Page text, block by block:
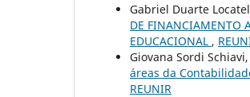
Gabriel Duarte
DE FINANCIAMENTO
EDUCACIONAL ,
Giovana Sordi
áreas da
REUNIR